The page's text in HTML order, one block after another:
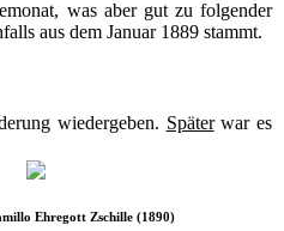
was aber gut zu folgender
aus dem Januar 1889 stammt.
wiedergeben. Späterwar es
Ehregott Zschille (1890)